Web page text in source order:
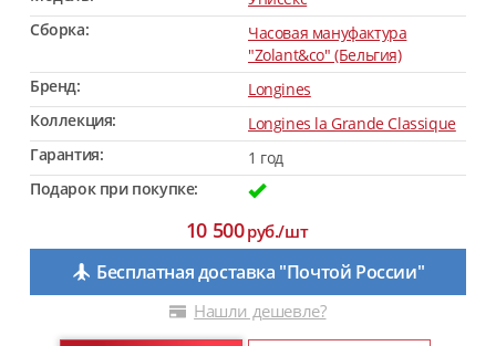
Сборка:
Часовая мануфактура
"Zolant&co" (Бельгия)
Бренд:
Longines
Коллекция:
Longines la Grande Classique
Гарантия:
1 год
Подарок при покупке:
10 500руб./шт
Бесплатная доставка "Почтой России"
Нашли дешевле?